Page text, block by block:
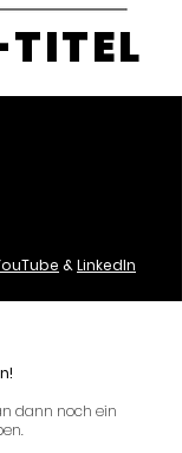
&LinkedIn
!
dann noch ein